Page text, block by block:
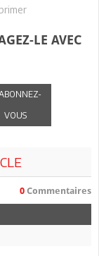
LE AVEC
VOUS
0 Commentaires